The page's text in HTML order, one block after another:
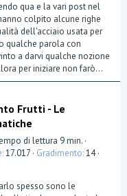
qua e la vari post nel
colpito alcune righe
dell'acciaio usata per
qualche parola con
a darvi qualche nozione
per iniziare non farò...
Frutti - Le
di lettura 9 min.
17.017 Gradimento 14
spesso sono le